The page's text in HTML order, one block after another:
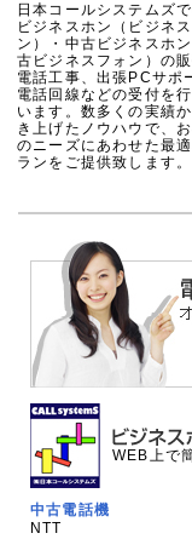
日本コールシステムズで
ビジネスホン（ビジネス
ン）・中古ビジネスホ
古ビジネスフォン）の
電話工事、出張PCサポ
電話回線などの受付を
います。数多くの実績
き上げたノウハウで、
のニーズにあわせた最
ランをご提供致します。
WEB上で
中古電話機
NTT